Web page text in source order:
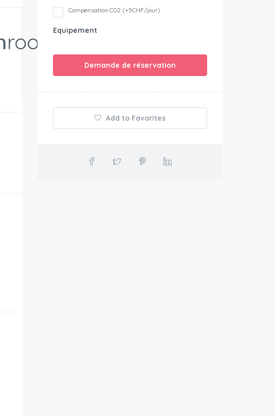
Compensation CO2 (+5CHF/jour)
Equipement
Demande de réservation
Add to Favorites